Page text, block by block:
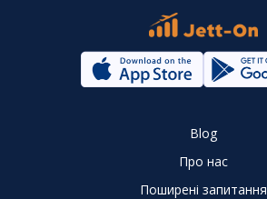
Blog
Про нас
Поширені запитання